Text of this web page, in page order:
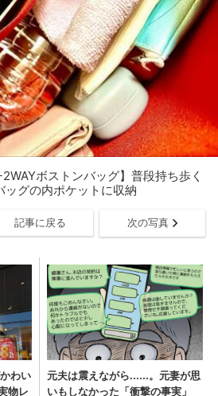
2WAYボストンバッグ】普段持ち歩く
ッグの内ポケットに収納
記事に戻る 次の写真